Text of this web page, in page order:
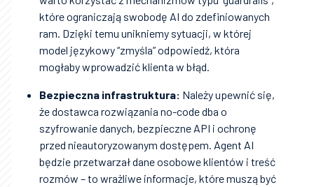
które ograniczają swobodę AI do zdefiniowanych
ram. Dzięki temu unikniemy sytuacji, w której
model językowy “zmyśla” odpowiedź, która
mogłaby wprowadzić klienta w błąd.
Bezpieczna infrastruktura: Należy upewnić się,
że dostawca rozwiązania no-code dba o
szyfrowanie danych, bezpieczne API i ochronę
przed nieautoryzowanym dostępem. Agent AI
będzie przetwarzał dane osobowe klientów i treść
rozmów – to wrażliwe informacje, które muszą być